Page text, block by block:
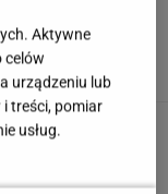
Tyle czasu
Chcą paragonów
Aktywne
celów
urządzeniu lub
treści, pomiar
usług.